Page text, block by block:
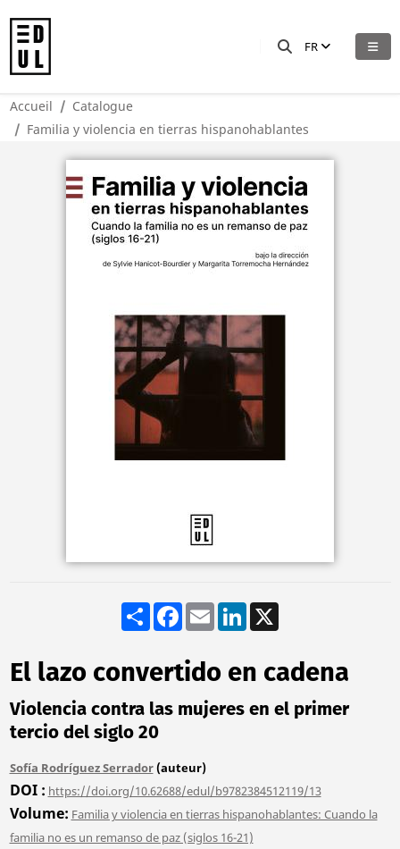
FR
Accueil
Catalogue
Familia y violencia en tierras hispanohablantes
Share Facebook
Email LinkedIn
El lazo convertido en cadena
Violencia contra las mujeres en el primer
tercio del siglo 20
Sofía Rodríguez Serrador(auteur)
DOI https://doi.org/10.62688/edul/b9782384512119/13
Volume Familia y violencia en tierras hispanohablantes: Cuando la
familia no es un remanso de paz (siglos 16-21)